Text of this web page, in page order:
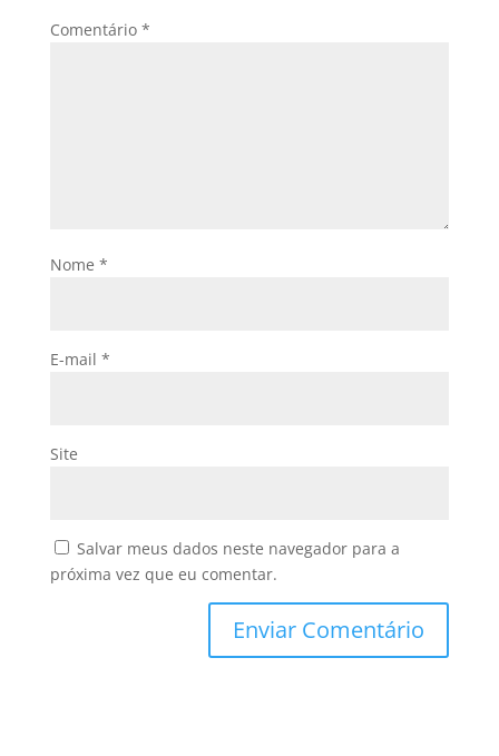
Comentário *
Nome *
E-mail *
Site
Salvar meus dados neste navegador para a
próxima vez que eu comentar.